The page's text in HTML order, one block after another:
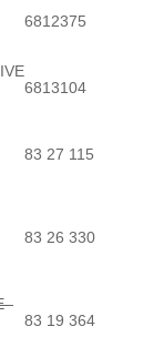
6812375
6813104
83 27 115
83 26 330
83 19 364